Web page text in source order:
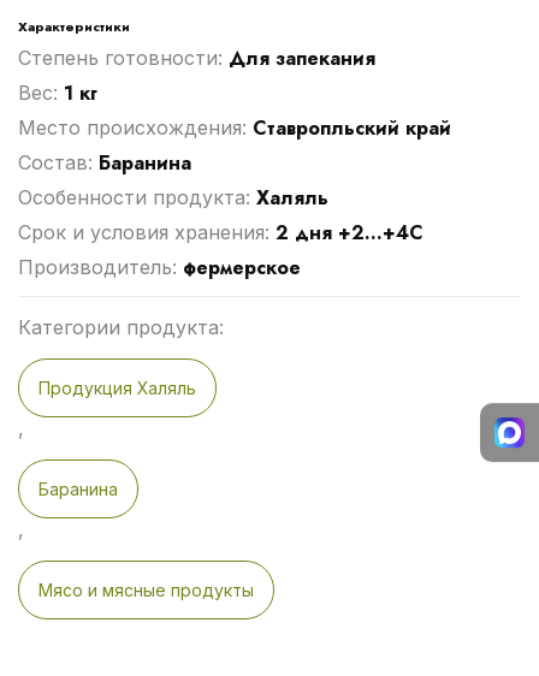
Характеристики
Степень готовности: Для запекания
Вес: 1 кг
Место происхождения: Ставропльский край
Cостав: Баранина
Особенности продукта: Халяль
Срок и условия хранения: 2 дня +2...+4С
Производитель: фермерское
Категории продукта:
Продукция Халяль
,
Баранина
,
Мясо и мясные продукты